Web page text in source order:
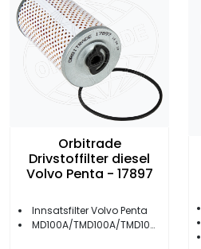
Orbitrade
Drivstoffilter diesel
Volvo Penta - 17897
Innsatsfilter Volvo Penta
MD100A/TMD100A/TMD100AK/MD100B/MD100BK